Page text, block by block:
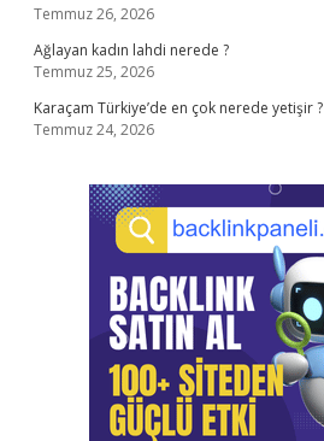
Temmuz 26, 2026
Ağlayan kadın lahdi nerede ?
Temmuz 25, 2026
Karaçam Türkiye’de en çok nerede yetişir ?
Temmuz 24, 2026